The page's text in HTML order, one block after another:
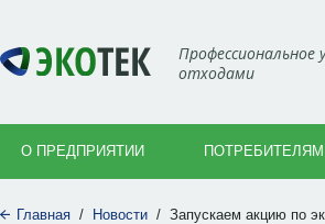
Профессиональное
отходами
О ПРЕДПРИЯТИИ ПОТРЕБИТЕЛЯМ
Главная / Новости / Запускаем акцию по